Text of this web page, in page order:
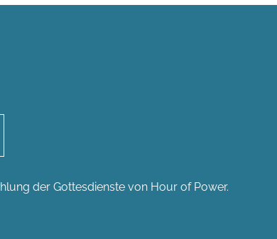
der Gottesdienste von Hour of Power.